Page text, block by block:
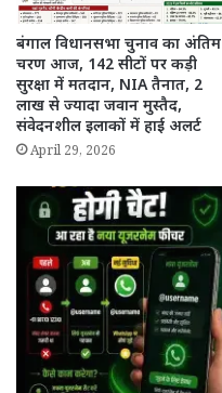
बंगाल विधानसभा चुनाव का अंतिम
चरण आज, 142 सीटों पर कड़ी
सुरक्षा में मतदान, NIA तैनात, 2
लाख से ज्यादा जवान मुस्तैद,
संवेदनशील इलाकों में हाई अलर्ट
April 29, 2026